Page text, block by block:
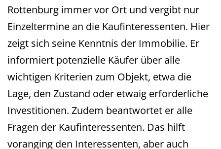
Rottenburg immer vor Ort und vergibt nur
Einzeltermine an die Kaufinteressenten. Hier
zeigt sich seine Kenntnis der Immobilie. Er
informiert potenzielle Käufer über alle
wichtigen Kriterien zum Objekt, etwa die
Lage, den Zustand oder etwaig erforderliche
Investitionen. Zudem beantwortet er alle
Fragen der Kaufinteressenten. Das hilft
voranging den Interessenten, aber auch